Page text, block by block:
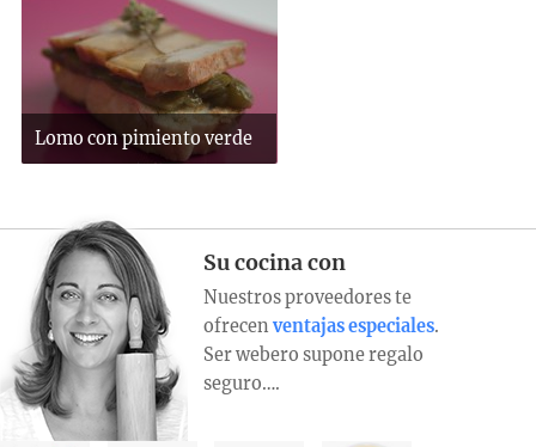
Lomo con pimiento verde
Su cocina con
Nuestros proveedores te
ofrecen ventajas especiales.
Ser webero supone regalo
seguro….